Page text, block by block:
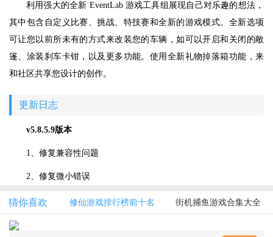
利用强大的全新 EventLab 游戏工具组展现自己对乐趣的想法，
其中包含自定义比赛、挑战、特技赛和全新的游戏模式。全新选项
可让您以前所未有的方式来改装您的车辆，如可以开启和关闭的敞
篷、涂装刹车卡钳，以及更多功能。使用全新礼物掉落箱功能，来
和社区共享您设计的创作。
更新日志
v5.8.5.9版本
1、修复兼容性问题
2、修复微小错误
猜你喜欢 修仙游戏排行榜前十名 街机捕鱼游戏合集大全